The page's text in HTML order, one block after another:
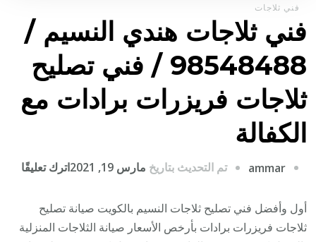
فني ثلاجات
فني ثلاجات هندي النسيم /
98548488 / فني تصليح
ثلاجات فريزرات برادات مع
الكفالة
ammar تم التحديث بتاريخ مارس 19, 2021 اترك تعليقًا
أول وأفضل فني تصليح ثلاجات النسيم بالكويت صيانة تصليح
ثلاجات فريزرات برادات بأرخص الأسعار صيانة الثلاجات المنزلية